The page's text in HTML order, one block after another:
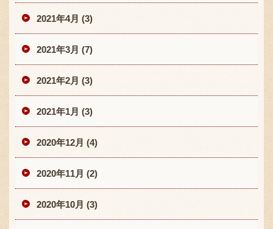
2021年4月 (3)
2021年3月 (7)
2021年2月 (3)
2021年1月 (3)
2020年12月 (4)
2020年11月 (2)
2020年10月 (3)